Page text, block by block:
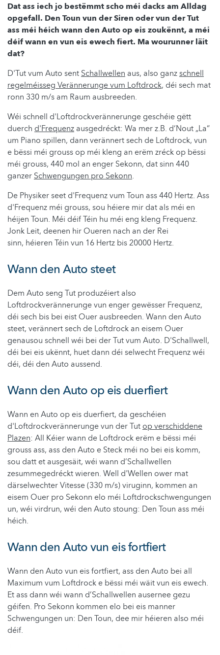
Dat ass iech jo bestëmmt scho méi dacks am Alldag
opgefall. Den Toun vun der Siren oder vun der Tut
ass méi héich wann den Auto op eis zoukënnt, a méi
déif wann en vun eis ewech fiert. Ma wourunner läit
dat?
D'Tut vum Auto sent Schallwellen aus, also ganzschnell
regelméisseg Verännerunge vum Loftdrock, déi sech mat
ronn 330 m/s am Raum ausbreeden.
Wéi schnell d'Loftdrockverännerunge geschéie gëtt
duerch d'Frequenz ausgedréckt: Wa mer z.B. d‘Nout „La“
um Piano spillen, dann verännert sech de Loftdrock, vun
e bëssi méi grouss op méi kleng an erëm zréck op bëssi
méi grouss, 440 mol an enger Sekonn, datsinn 440
ganzer Schwengungen pro Sekonn.
De Physiker seet d'Frequenz vum Toun ass 440 Hertz. Ass
d'Frequenz méi grouss, sou héiere mir dat als méi en
héijen Toun. Méi déif Téin hu méi eng kleng Frequenz.
Jonk Leit, deenen hir Oueren nach an der Rei
sinn, héieren Téin vun 16 Hertz bis 20000 Hertz.
Wann den Auto steet
Dem Auto seng Tut produzéiert also
Loftdrockverännerunge vun enger gewësser Frequenz,
déi sech bis bei eist Ouer ausbreeden. Wann den Auto
steet, verännert sech de Loftdrock an eisem Ouer
genausou schnell wéi bei der Tut vum Auto. D'Schallwell,
déi bei eis ukënnt, huet dann déi selwecht Frequenz wéi
déi, déi den Auto aussend.
Wann den Auto op eis duerfiert
Wann en Auto op eis duerfiert, da geschéien
d'Loftdrockverännerunge vun der Tut op verschiddene
Plazen: All Kéier wann de Loftdrock erëm e bëssi méi
grouss ass, ass den Auto e Steck méi no bei eis komm,
sou datt et ausgesäit, wéi wann d’Schallwellen
zesummegedréckt wieren. Well d'Wellen ower mat
därselwechter Vitesse (330 m/s) viruginn, kommen an
eisem Ouer pro Sekonn elo méi Loftdrockschwengungen
un, wéi virdrun, wéi den Auto stoung: Den Toun ass méi
héich.
Wann den Auto vun eis fortfiert
Wann den Auto vun eis fortfiert, ass den Auto bei all
Maximum vum Loftdrock e bëssi méi wäit vun eis ewech.
Et ass dann wéi wann d’Schallwellen ausernee gezu
géifen. Pro Sekonn kommen elo bei eis manner
Schwengungen un: Den Toun, dee mir héieren also méi
déif.